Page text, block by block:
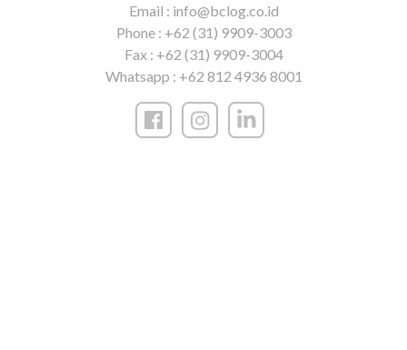
Email : info@bclog.co.id
Phone : +62 (31) 9909-3003
Fax : +62 (31) 9909-3004
Whatsapp : +62 812 4936 8001